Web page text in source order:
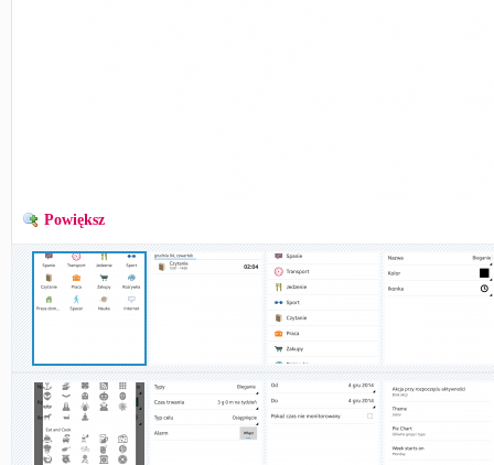
Powiększ